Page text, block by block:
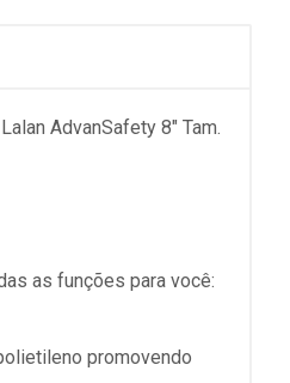
AdvanSafety 8" Tam.
as funções para você:
promovendo